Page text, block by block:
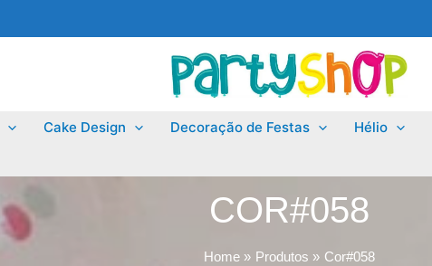
Cake Design Decoração de Festas Hélio
COR#058
Home Produtos Cor#058